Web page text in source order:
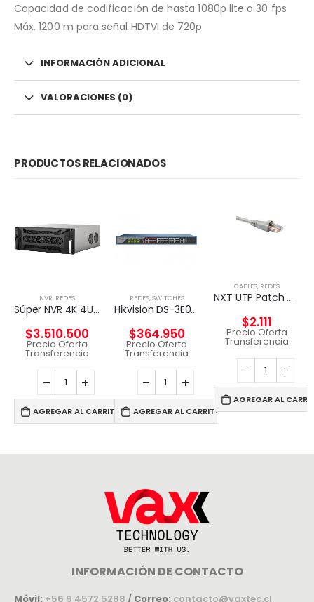
Capacidad de codificación de hasta 1080p lite a 30 fps
Máx. 1200 m para señal HDTVI de 720p
INFORMACIÓN ADICIONAL
VALORACIONES (0)
PRODUCTOS RELACIONADOS
NVR, REDES
Súper NVR 4K 4U de 256 canales
$3.510.500
Precio Oferta
Transferencia
AGREGAR AL CARRITO
REDES,SWITCHES
Hikvision DS-3E0326P-E – Conmutador – sin gestionar – 24 x 10/100 (8 PoE) + 2 x Gigabit SFP (enlace ascendente) – sobremesa – PoE+ (370 W)
$364.950
Precio Oferta
Transferencia
AGREGAR AL CARRITO
CABLES, REDES
NXT UTP Patch Cord Cat5e 2m CM – GRIS
$2.111
Precio Oferta
Transferencia
AGREGAR AL
INFORMACIÓN DE CONTACTO
Móvil: +56 9 4572 5288 / Correo: contacto@vaxtec.cl